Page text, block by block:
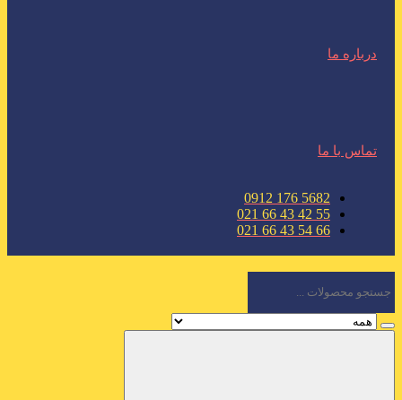
درباره ما
تماس با ما
5682 176 0912
55 42 43 66 021
66 54 43 66 021